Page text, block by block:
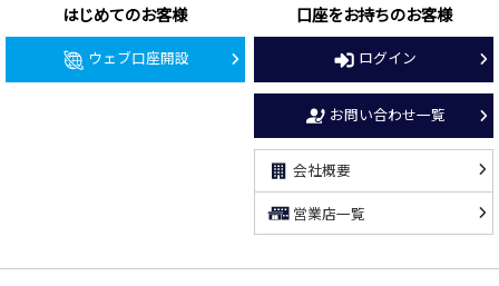
はじめてのお客様
ウェブ口座開設
口座をお持ちのお客様
ログイン
お問い合わせ一覧
会社概要
営業店一覧